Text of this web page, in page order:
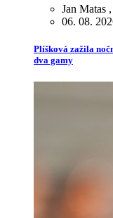
Jan Matas ,
06. 08.
Plíšková zažila
dva gamy